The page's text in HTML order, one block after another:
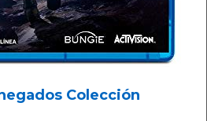
Colección